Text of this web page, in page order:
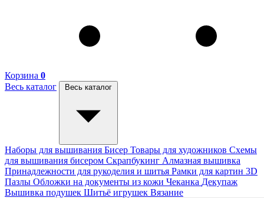
Корзина 0
Весь каталог
Весь каталог
Наборы для вышивания Бисер Товары для художников Схемы
для вышивания бисером Скрапбукинг Алмазная вышивка
Принадлежности для рукоделия и шитья Рамки для картин 3D
Пазлы Обложки на документы из кожи Чеканка Декупаж
Вышивка подушек Шитьё игрушек Вязание